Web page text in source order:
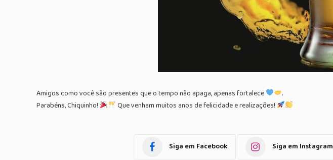
Amigos como você são presentes que o tempo não apaga, apenas fortalece
.
Parabéns, Chiquinho!
Que venham muitos anos de felicidade e realizações!
Siga em Facebook Siga em Instagram